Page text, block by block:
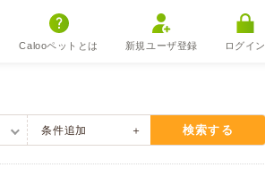
Calooペットとは 新規ユーザ登録 ログイン
条件追加 検索する